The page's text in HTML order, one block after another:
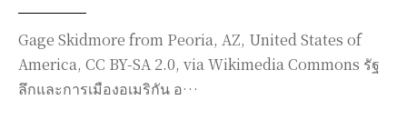
Gage Skidmore from Peoria, AZ, United States of
America, CC BY-SA 2.0, via Wikimedia Commons รัฐ
ลึกและการเมืองอเมริกัน อ…